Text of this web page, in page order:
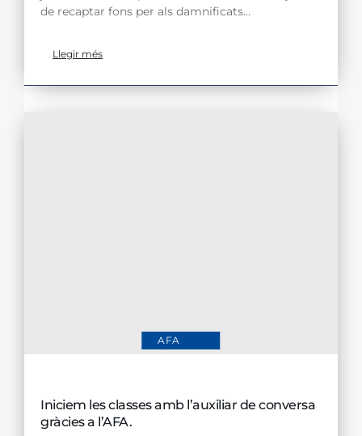
de recaptar fons per als damnificats...
Llegir més
AFA
Iniciem les classes amb l’auxiliar de conversa
gràcies a l’AFA.